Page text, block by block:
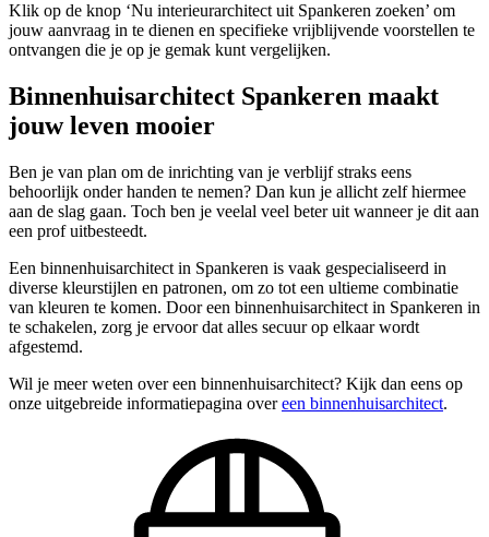
Klik op de knop ‘Nu interieurarchitect uit Spankeren zoeken’ om
jouw aanvraag in te dienen en specifieke vrijblijvende voorstellen te
ontvangen die je op je gemak kunt vergelijken.
Binnenhuisarchitect Spankeren maakt
jouw leven mooier
Ben je van plan om de inrichting van je verblijf straks eens
behoorlijk onder handen te nemen? Dan kun je allicht zelf hiermee
aan de slag gaan. Toch ben je veelal veel beter uit wanneer je dit aan
een prof uitbesteedt.
Een binnenhuisarchitect in Spankeren is vaak gespecialiseerd in
diverse kleurstijlen en patronen, om zo tot een ultieme combinatie
van kleuren te komen. Door een binnenhuisarchitect in Spankeren in
te schakelen, zorg je ervoor dat alles secuur op elkaar wordt
afgestemd.
Wil je meer weten over een binnenhuisarchitect? Kijk dan eens op
onze uitgebreide informatiepagina overeen binnenhuisarchitect.